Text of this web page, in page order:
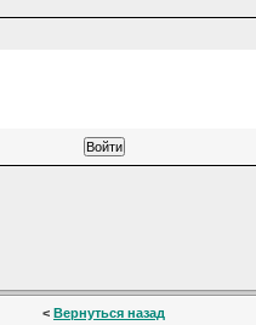
< Вернуться назад